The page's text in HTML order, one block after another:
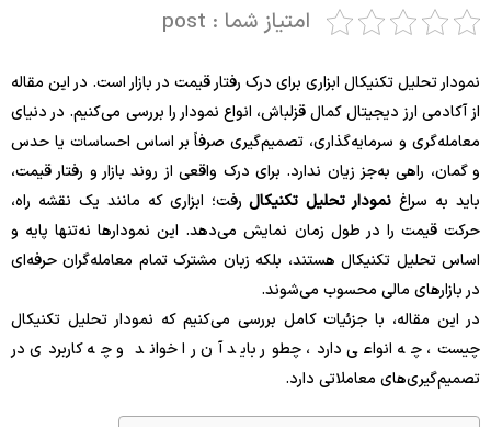
امتیاز شما : post
نمودار تحلیل تکنیکال ابزاری برای درک رفتار قیمت در بازار است. در این مقاله
از آکادمی ارز دیجیتال کمال قزلباش، انواع نمودار را بررسی می‌کنیم. در دنیای
معامله‌گری و سرمایه‌گذاری، تصمیم‌گیری صرفاً بر اساس احساسات یا حدس
و گمان، راهی به‌جز زیان ندارد. برای درک واقعی از روند بازار و رفتار قیمت،
باید به سراغ نمودار تحلیل تکنیکالرفت؛ ابزاری که مانند یک نقشه راه،
حرکت قیمت را در طول زمان نمایش می‌دهد. این نمودارها نه‌تنها پایه و
اساس تحلیل تکنیکال هستند، بلکه زبان مشترک تمام معامله‌گران حرفه‌ای
در بازارهای مالی محسوب می‌شوند.
در این مقاله، با جزئیات کامل بررسی می‌کنیم که نمودار تحلیل تکنیکال
چیست، چه انواعی دارد، چطور باید آن را خواند و چه کاربردی در
تصمیم‌گیری‌های معاملاتی دارد.